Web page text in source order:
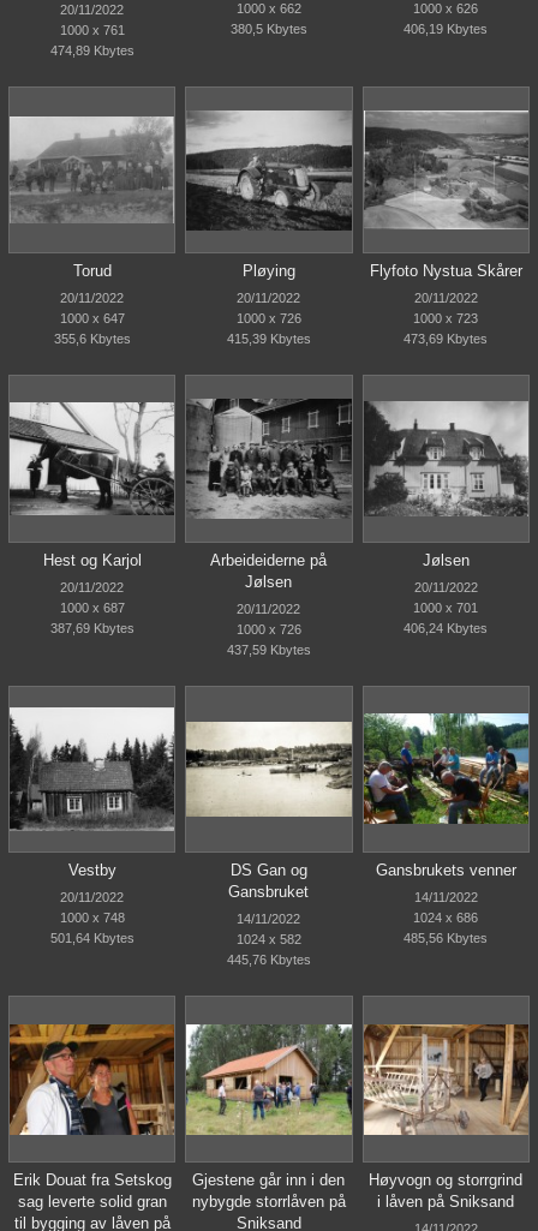
20/11/2022
1000 x 761
474,89 Kbytes
1000 x 662
380,5 Kbytes
1000 x 626
406,19 Kbytes
Torud
20/11/2022
1000 x 647
355,6 Kbytes
Pløying
20/11/2022
1000 x 726
415,39 Kbytes
Flyfoto Nystua Skårer
20/11/2022
1000 x 723
473,69 Kbytes
Hest og Karjol
20/11/2022
1000 x 687
387,69 Kbytes
Arbeideiderne på
Jølsen
20/11/2022
1000 x 726
437,59 Kbytes
Jølsen
20/11/2022
1000 x 701
406,24 Kbytes
Vestby
20/11/2022
1000 x 748
501,64 Kbytes
DS Gan og
Gansbruket
14/11/2022
1024 x 582
445,76 Kbytes
Gansbrukets venner
14/11/2022
1024 x 686
485,56 Kbytes
Erik Douat fra Setskog
sag leverte solid gran
til bygging av låven på
Gjestene går inn i den
nybygde storrlåven på
Sniksand
Høyvogn og storrgrind
i låven på Sniksand